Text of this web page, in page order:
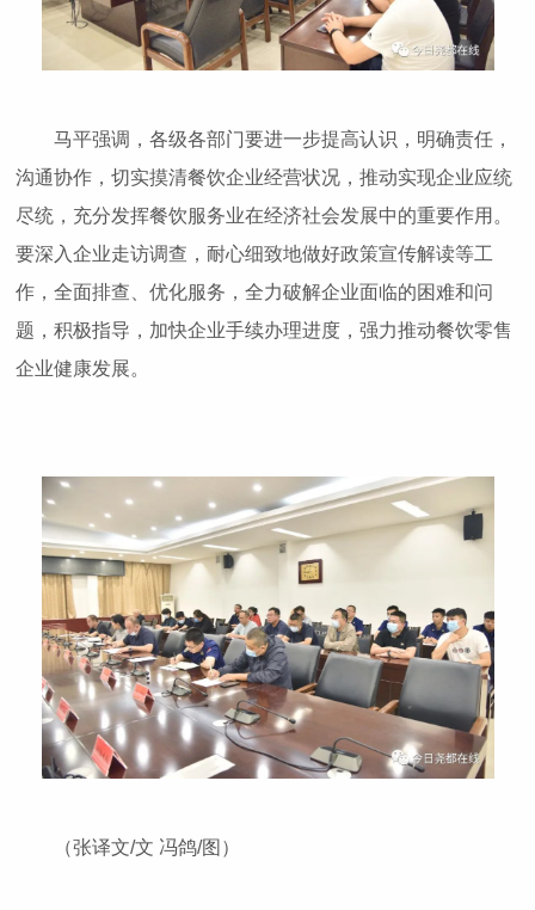
马平强调，各级各部门要进一步提高认识，明确责任，
沟通协作，切实摸清餐饮企业经营状况，推动实现企业应统
尽统，充分发挥餐饮服务业在经济社会发展中的重要作用。
要深入企业走访调查，耐心细致地做好政策宣传解读等工
作，全面排查、优化服务，全力破解企业面临的困难和问
题，积极指导，加快企业手续办理进度，强力推动餐饮零售
企业健康发展。
（张译文/文 冯鸽/图）